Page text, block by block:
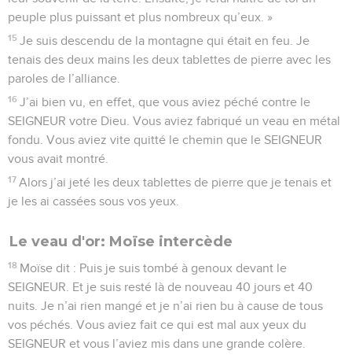
peuple plus puissant et plus nombreux qu’eux. »
15 Je suis descendu de la montagne qui était en feu. Je
tenais des deux mains les deux tablettes de pierre avec les
paroles de l’alliance.
16 J’ai bien vu, en effet, que vous aviez péché contre le
SEIGNEUR votre Dieu. Vous aviez fabriqué un veau en métal
fondu. Vous aviez vite quitté le chemin que le SEIGNEUR
vous avait montré.
17 Alors j’ai jeté les deux tablettes de pierre que je tenais et
je les ai cassées sous vos yeux.
Le veau d'or: Moïse intercède
18 Moïse dit : Puis je suis tombé à genoux devant le
SEIGNEUR. Et je suis resté là de nouveau 40 jours et 40
nuits. Je n’ai rien mangé et je n’ai rien bu à cause de tous
vos péchés. Vous aviez fait ce qui est mal aux yeux du
SEIGNEUR et vous l’aviez mis dans une grande colère.